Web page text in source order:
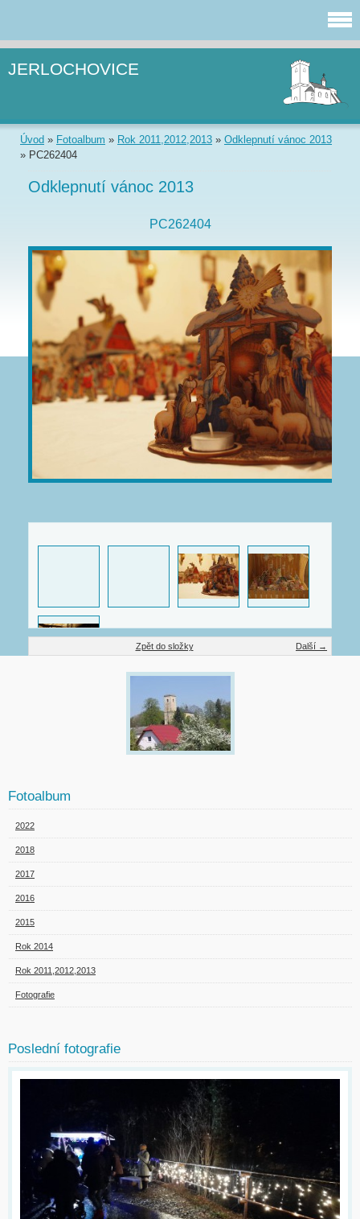
JERLOCHOVICE
Úvod » Fotoalbum » Rok 2011,2012,2013 » Odklepnutí vánoc 2013
» PC262404
Odklepnutí vánoc 2013
PC262404
Další →
Zpět do složky
Fotoalbum
2022
2018
2017
2016
2015
Rok 2014
Rok 2011,2012,2013
Fotografie
Poslední fotografie